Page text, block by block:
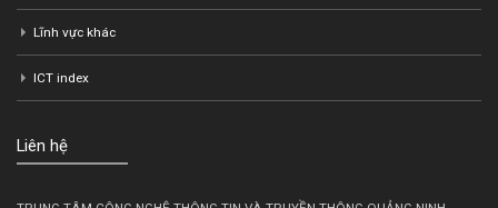
Lĩnh vực khác
ICT index
Liên hệ